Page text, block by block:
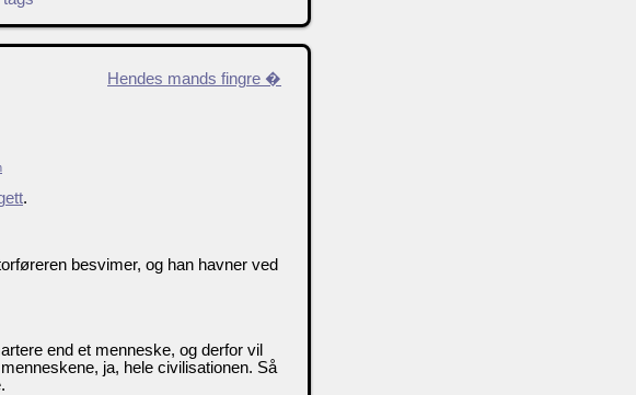
Hendes mands fingre �
.
besvimer, og han havner ved
end et menneske, og derfor vil
ja, hele civilisationen. Så